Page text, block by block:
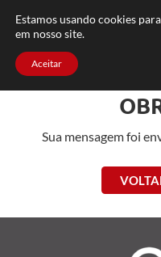
FAQ
Sua mensagem foi
Estamos usando cookies
em nosso site.
Aceitar